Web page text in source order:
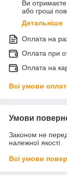
Ви
або гроші
Детальніше
Оплата на
Оплата при
Оплата на
Всі умови
Умови
Законом не
належної якості
Всі умови